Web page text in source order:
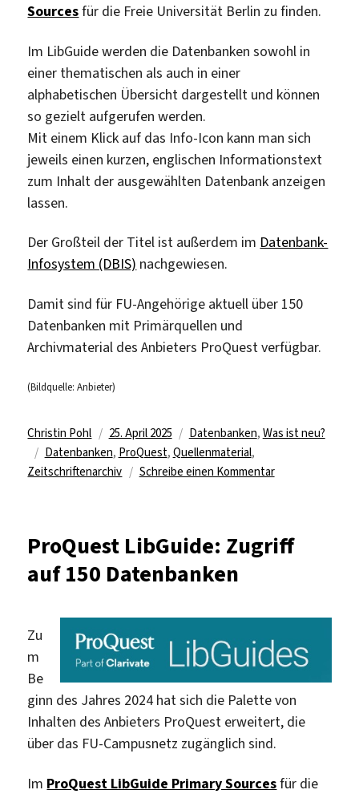
Sourcesfür die Freie Universität Berlin zu finden.
Im LibGuide werden die Datenbanken sowohl in
einer thematischen als auch in einer
alphabetischen Übersicht dargestellt und können
so gezielt aufgerufen werden.
Mit einem Klick auf das Info-Icon kann man sich
jeweils einen kurzen, englischen Informationstext
zum Inhalt der ausgewählten Datenbank anzeigen
lassen.
Der Großteil der Titel ist außerdem im Datenbank-
Infosystem (DBIS) nachgewiesen.
Damit sind für FU-Angehörige aktuell über 150
Datenbanken mit Primärquellen und
Archivmaterial des Anbieters ProQuest verfügbar.
(Bildquelle: Anbieter)
Autor
Christin Pohl
Veröffentlicht
am
25. April 2025 Kategorien
Datenbanken, Was ist neu?
Schlagwörter
Datenbanken, ProQuest, Quellenmaterial,
Zeitschriftenarchiv
Schreibe einen Kommentarzu
auf
ProQuest LibGuide: Zugriff
auf 150 Datenbanken
Zu
m
Be
ginn des Jahres 2024 hat sich die Palette von
Inhalten des Anbieters ProQuest erweitert, die
über das FU-Campusnetz zugänglich sind.
Im ProQuest LibGuide Primary Sourcesfür die